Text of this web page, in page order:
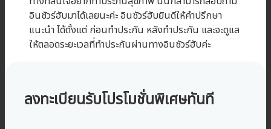
อินชัวร์ฮับมาได้เลยนะค่ะ อินชัวร์ฮับยินดีให้คำปรึกษา
แนะนำ ได้ตั้งแต่ ก่อนทำประกัน หลังทำประกัน และจะดูแล
ให้ตลอดระยะเวลที่ทำประกันผ่านทางอินชัวร์ฮับค่ะ
ลงทะเบียนรับโปรโมชั่นพิเศษทันที